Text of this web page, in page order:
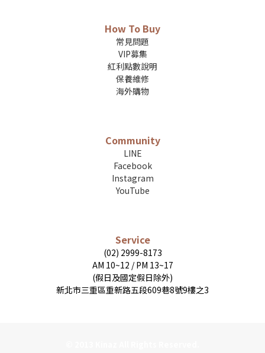
How To Buy
常見問題
VIP募集
紅利點數說明
保養維修
海外購物
Community
LINE
Facebook
Instagram
YouTube
Service
(02) 2999-8173
AM 10~12 / PM 13~17
(假日及國定假日除外)
新北市三重區重新路五段609巷8號9樓之3